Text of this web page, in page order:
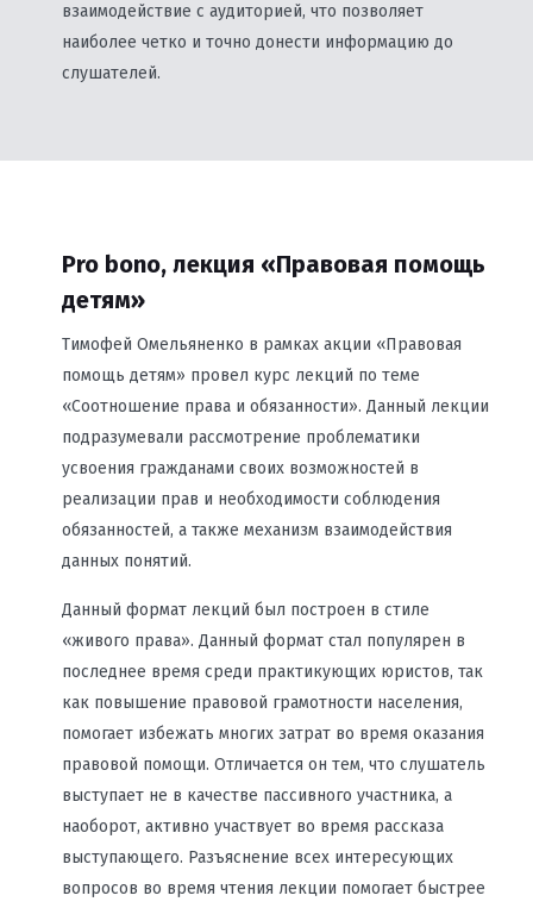
взаимодействие с аудиторией, что позволяет
наиболее четко и точно донести информацию до
слушателей.
Pro bono, лекция «Правовая помощь
детям»
Тимофей Омельяненко в рамках акции «Правовая
помощь детям» провел курс лекций по теме
«Соотношение права и обязанности». Данный лекции
подразумевали рассмотрение проблематики
усвоения гражданами своих возможностей в
реализации прав и необходимости соблюдения
обязанностей, а также механизм взаимодействия
данных понятий.
Данный формат лекций был построен в стиле
«живого права». Данный формат стал популярен в
последнее время среди практикующих юристов, так
как повышение правовой грамотности населения,
помогает избежать многих затрат во время оказания
правовой помощи. Отличается он тем, что слушатель
выступает не в качестве пассивного участника, а
наоборот, активно участвует во время рассказа
выступающего. Разъяснение всех интересующих
вопросов во время чтения лекции помогает быстрее